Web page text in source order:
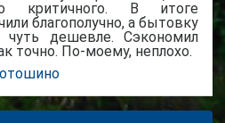
критичного. В итоге
благополучно, а бытовку
дешевле. Сэкономил
точно. По-моему, неплохо.